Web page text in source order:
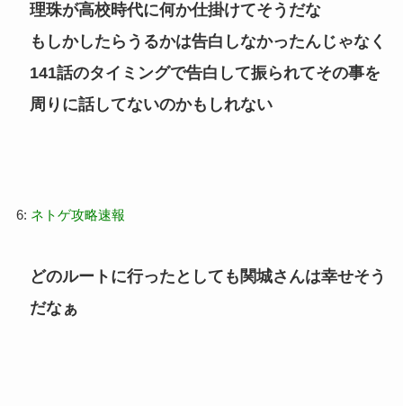
理珠が高校時代に何か仕掛けてそうだな
もしかしたらうるかは告白しなかったんじゃなく
141話のタイミングで告白して振られてその事を
周りに話してないのかもしれない
6: ネトゲ攻略速報
どのルートに行ったとしても関城さんは幸せそう
だなぁ